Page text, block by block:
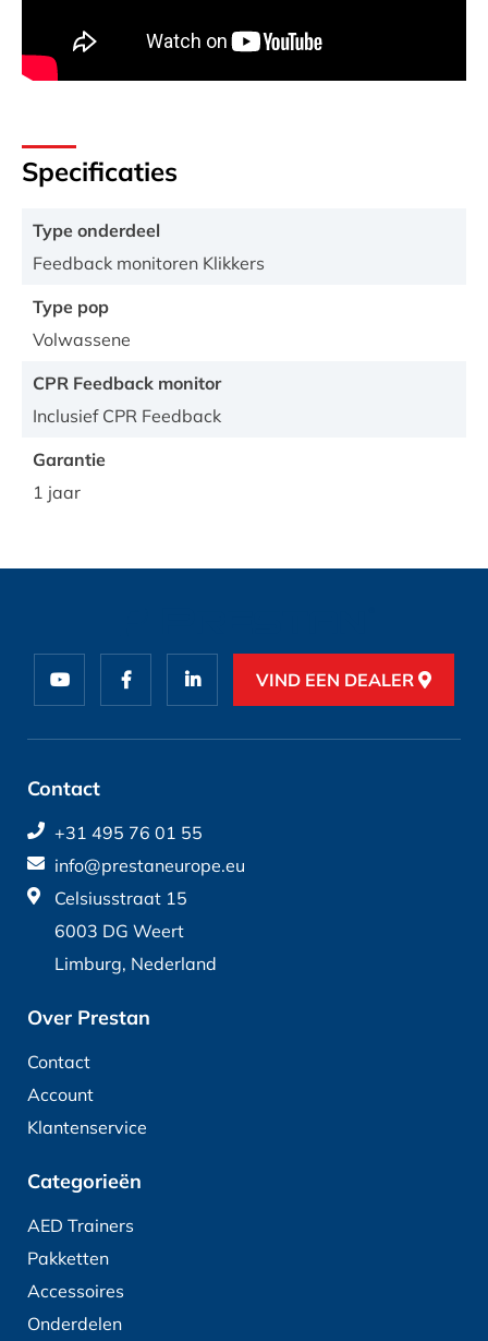
Specificaties
Type onderdeel
Feedback monitoren Klikkers
Type pop
Volwassene
CPR Feedback monitor
Inclusief CPR Feedback
Garantie
1 jaar
VIND EEN DEALER
Contact
+31 495 76 01 55
info@prestaneurope.eu
Celsiusstraat 15
6003 DG Weert
Limburg, Nederland
Over Prestan
Contact
Account
Klantenservice
Categorieën
AED Trainers
Pakketten
Accessoires
Onderdelen